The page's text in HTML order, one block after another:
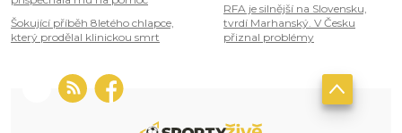
Šokující příběh 8letého chlapce,
který prodělal klinickou smrt
RFA je silnější na Slovensku,
tvrdí Marhanský. V Česku
přiznal problémy